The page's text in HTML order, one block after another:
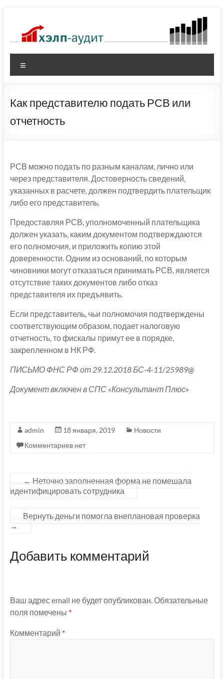
содержимому
Как представителю подать РСВ или
отчетность
РСВ можно подать по разным каналам, лично или
через представителя. Достоверность сведений,
указанных в расчете, должен подтвердить плательщик
либо его представитель.
Предоставляя РСВ, уполномоченный плательщика
должен указать, каким документом подтверждаются
его полномочия, и приложить копию этой
доверенности. Одним из оснований, по которым
чиновники могут отказаться принимать РСВ, является
отсутствие таких документов либо отказ
представителя их предъявить.
Если представитель, чьи полномочия подтверждены
соответствующим образом, подает налоговую
отчетность, то фискалы примут ее в порядке,
закрепленном в НК РФ.
ПИСЬМО ФНС РФ от 29.12.2018 БС-4-11/25989@
Документ включен в СПС «Консультант Плюс»
admin 18 января, 2019
Новости
Комментариев нет
← Неточно заполненная форма не помешала
идентифицировать сотрудника
Вернуть деньги помогла внеплановая проверка
→
Добавить комментарий
Ваш адрес email не будет опубликован. Обязательные
поля помечены *
Комментарий *